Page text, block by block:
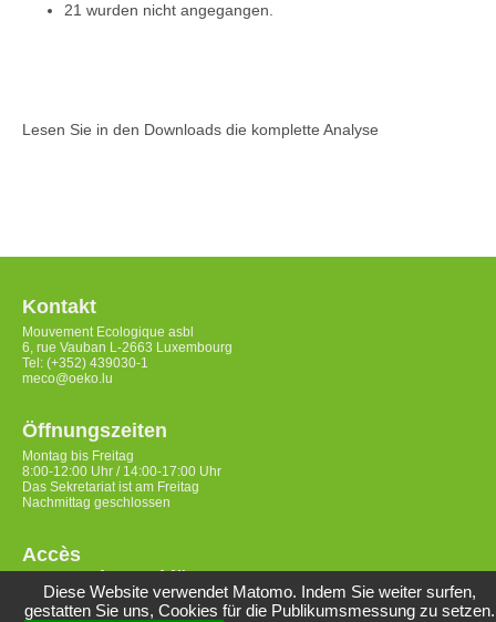
21 wurden nicht angegangen.
Lesen Sie in den Downloads die komplette Analyse
Kontakt
Mouvement Ecologique asbl
6, rue Vauban L-2663 Luxembourg
Tel: (+352) 439030-1
meco@oeko.lu
Öffnungszeiten
Montag bis Freitag
8:00-12:00 Uhr / 14:00-17:00 Uhr
Das Sekretariat ist am Freitag
Nachmittag geschlossen
Accès
Datenschutzerklärung
Diese Website verwendet Matomo. Indem Sie weiter surfen,
gestatten Sie uns, Cookies für die Publikumsmessung zu setzen.